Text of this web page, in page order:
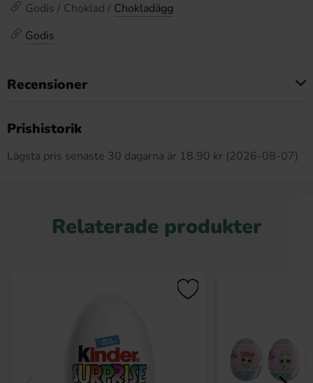
Godis / Choklad / Chokladägg
Godis
Recensioner
Prishistorik
Lägsta pris senaste 30 dagarna är 18.90 kr (2026-08-07)
Relaterade produkter